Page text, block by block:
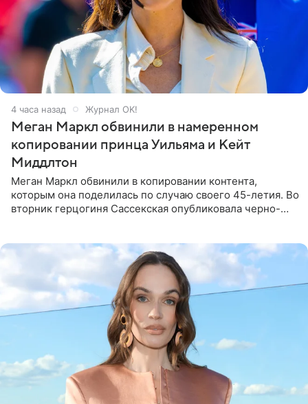
4 часа назад Журнал OK!
Меган Маркл обвинили в намеренном
копировании принца Уильяма и Кейт
Миддлтон
Меган Маркл обвинили в копировании контента,
которым она поделилась по случаю своего 45-летия. Во
вторник герцогиня Сассекская опубликовала черно-